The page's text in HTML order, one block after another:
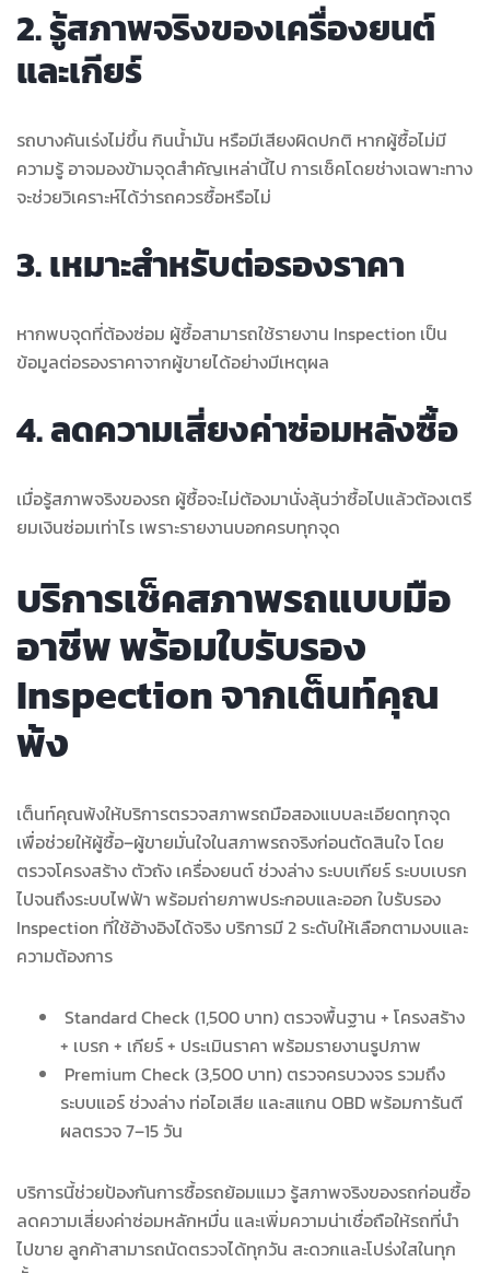
2. รู้สภาพจริงของเครื่องยนต์
และเกียร์
รถบางคันเร่งไม่ขึ้น กินน้ำมัน หรือมีเสียงผิดปกติ หากผู้ซื้อไม่มี
ความรู้ อาจมองข้ามจุดสำคัญเหล่านี้ไป การเช็คโดยช่างเฉพาะทาง
จะช่วยวิเคราะห์ได้ว่ารถควรซื้อหรือไม่
3. เหมาะสำหรับต่อรองราคา
หากพบจุดที่ต้องซ่อม ผู้ซื้อสามารถใช้รายงาน Inspection เป็น
ข้อมูลต่อรองราคาจากผู้ขายได้อย่างมีเหตุผล
4. ลดความเสี่ยงค่าซ่อมหลังซื้อ
เมื่อรู้สภาพจริงของรถ ผู้ซื้อจะไม่ต้องมานั่งลุ้นว่าซื้อไปแล้วต้องเตรี
ยมเงินซ่อมเท่าไร เพราะรายงานบอกครบทุกจุด
บริการเช็คสภาพรถแบบมือ
อาชีพ พร้อมใบรับรอง
Inspection จากเต็นท์คุณ
พ้ง
เต็นท์คุณพ้งให้บริการตรวจสภาพรถมือสองแบบละเอียดทุกจุด
เพื่อช่วยให้ผู้ซื้อ–ผู้ขายมั่นใจในสภาพรถจริงก่อนตัดสินใจ โดย
ตรวจโครงสร้าง ตัวถัง เครื่องยนต์ ช่วงล่าง ระบบเกียร์ ระบบเบรก
ไปจนถึงระบบไฟฟ้า พร้อมถ่ายภาพประกอบและออก ใบรับรอง
Inspection ที่ใช้อ้างอิงได้จริง บริการมี 2 ระดับให้เลือกตามงบและ
ความต้องการ
Standard Check (1,500 บาท) ตรวจพื้นฐาน + โครงสร้าง
+ เบรก + เกียร์ + ประเมินราคา พร้อมรายงานรูปภาพ
Premium Check (3,500 บาท) ตรวจครบวงจร รวมถึง
ระบบแอร์ ช่วงล่าง ท่อไอเสีย และสแกน OBD พร้อมการันตี
ผลตรวจ 7–15 วัน
บริการนี้ช่วยป้องกันการซื้อรถย้อมแมว รู้สภาพจริงของรถก่อนซื้อ
ลดความเสี่ยงค่าซ่อมหลักหมื่น และเพิ่มความน่าเชื่อถือให้รถที่นำ
ไปขาย ลูกค้าสามารถนัดตรวจได้ทุกวัน สะดวกและโปร่งใสในทุก